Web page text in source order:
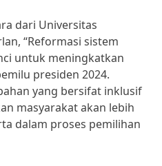
dari Universitas
“Reformasi sistem
untuk meningkatkan
presiden 2024.
yang bersifat inklusif
masyarakat akan lebih
dalam proses pemilihan